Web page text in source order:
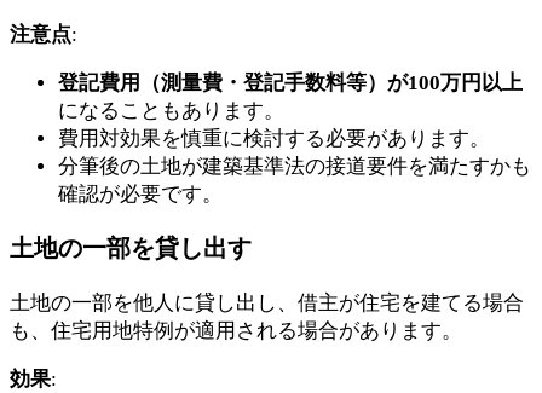
注意点:
登記費用（測量費・登記手数料等）が100万円以上
になることもあります。
費用対効果を慎重に検討する必要があります。
分筆後の土地が建築基準法の接道要件を満たすかも
確認が必要です。
土地の一部を貸し出す
土地の一部を他人に貸し出し、借主が住宅を建てる場合
も、住宅用地特例が適用される場合があります。
効果: